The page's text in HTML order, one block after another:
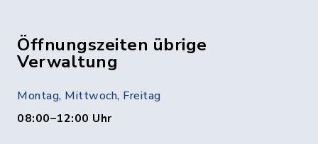
Öffnungszeiten übrige
Verwaltung
Montag, Mittwoch, Freitag
08:00–12:00 Uhr